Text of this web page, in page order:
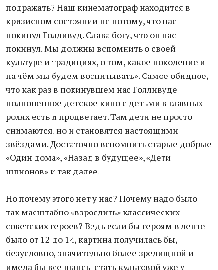
подражать? Наш кинематограф находится в
кризисном состоянии не потому, что нас
покинул Голливуд. Слава богу, что он нас
покинул. Мы должны вспомнить о своей
культуре и традициях, о том, какое поколение и
на чём мы будем воспитывать». Самое обидное,
что как раз в покинувшем нас Голливуде
полноценное детское кино с детьми в главных
ролях есть и процветает. Там дети не просто
снимаются, но и становятся настоящими
звёздами. Достаточно вспомнить старые добрые
«Один дома», «Назад в будущее», «Дети
шпионов» и так далее.
Но почему этого нет у нас? Почему надо было
так масштабно «взрослить» классических
советских героев? Ведь если бы героям в ленте
было от 12 до 14, картина получилась бы,
безусловно, значительно более зрелищной и
имела бы все шансы стать культовой уже у